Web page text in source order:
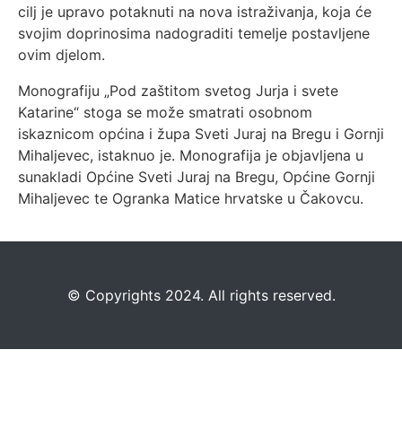
cilj je upravo potaknuti na nova istraživanja, koja će
svojim doprinosima nadograditi temelje postavljene
ovim djelom.
Monografiju „Pod zaštitom svetog Jurja i svete
Katarine“ stoga se može smatrati osobnom
iskaznicom općina i župa Sveti Juraj na Bregu i Gornji
Mihaljevec, istaknuo je. Monografija je objavljena u
sunakladi Općine Sveti Juraj na Bregu, Općine Gornji
Mihaljevec te Ogranka Matice hrvatske u Čakovcu.
©️ Copyrights 2024. All rights reserved.